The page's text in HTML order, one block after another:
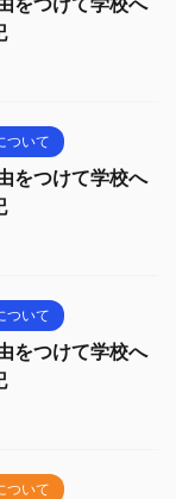
ついて
をつけて学校へ
ついて
をつけて学校へ
ついて